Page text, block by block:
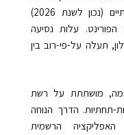
אמורה לעבור לשימוש ביורו, אבל בינתיים (נכון לשנת 2026)
עלות נסיעה
תעלה על-פי-רוב בין
מושתתת על רשת
תחתיות. הדרך הנוחה
הרשמית